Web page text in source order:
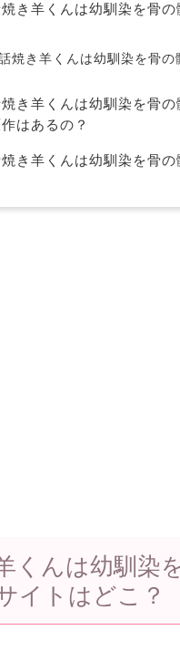
焼き羊くんは幼馴染を骨
話焼き羊くんは幼馴染を骨
焼き羊くんは幼馴染を骨
はあるの？
焼き羊くんは幼馴染を骨
くんは幼馴
イトはどこ？